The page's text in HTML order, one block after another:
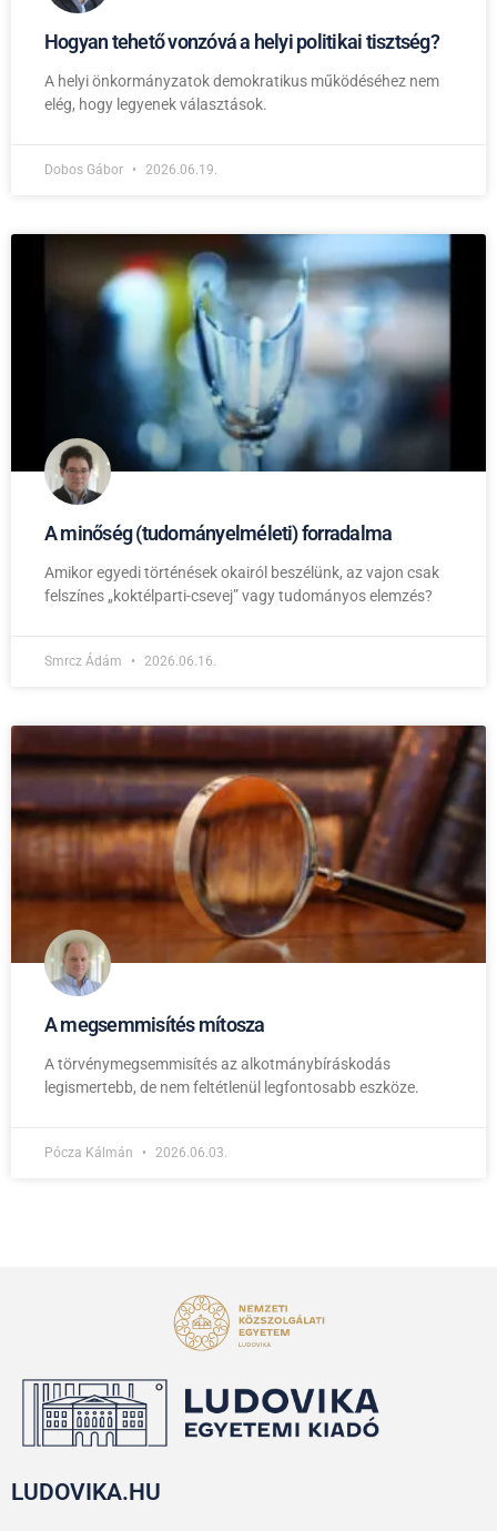
Hogyan tehető vonzóvá a helyi politikai tisztség?
A helyi önkormányzatok demokratikus működéséhez nem
elég, hogy legyenek választások.
Dobos Gábor 2026.06.19.
A minőség (tudományelméleti) forradalma
Amikor egyedi történések okairól beszélünk, az vajon csak
felszínes „koktélparti-csevej” vagy tudományos elemzés?
Smrcz Ádám 2026.06.16.
A megsemmisítés mítosza
A törvénymegsemmisítés az alkotmánybíráskodás
legismertebb, de nem feltétlenül legfontosabb eszköze.
Pócza Kálmán 2026.06.03.
LUDOVIKA.HU